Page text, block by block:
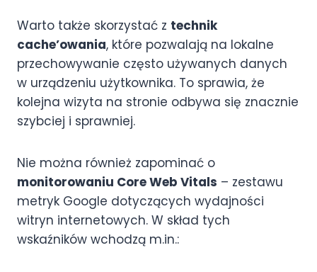
Warto także skorzystać z technik
cache’owania, które pozwalają na lokalne
przechowywanie często używanych danych
w urządzeniu użytkownika. To sprawia, że
kolejna wizyta na stronie odbywa się znacznie
szybciej i sprawniej.
Nie można również zapominać o
monitorowaniu Core Web Vitals – zestawu
metryk Google dotyczących wydajności
witryn internetowych. W skład tych
wskaźników wchodzą m.in.: